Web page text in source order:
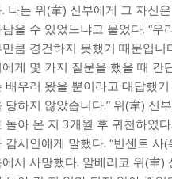
나는 위(韋) 신부에게 그 자신
을 수 있었느냐고 물었다. “우
큼 경건하지 못했기 때문입니
게 몇 가지 질문을 했을 때 간
배우러 왔을 뿐이라고 대답했
당하지 않았습니다.” 위(韋) 신
돌아 온 지 3개월 후 귀천하였
감시인에게 말했다. “빈센트 사
서 사망했다. 알베리코 위(韋)